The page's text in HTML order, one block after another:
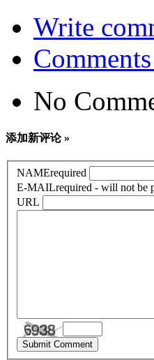
Write
No
添加新评论 »
NAMErequired
E-MAILrequired - will not be
URL